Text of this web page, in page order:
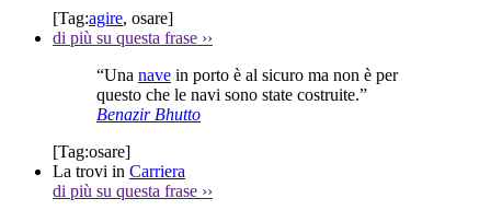
[Tag:agire, osare]
di più su questa frase ››
“Una nave in porto è al sicuro ma non è per
questo che le navi sono state costruite.”
Benazir Bhutto
[Tag:osare]
La trovi in Carriera
di più su questa frase ››